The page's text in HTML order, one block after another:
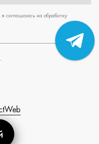
соглашаюсь на обработку